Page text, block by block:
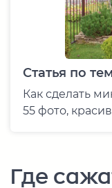
Статья по
Как сделать
55 фото,
Где